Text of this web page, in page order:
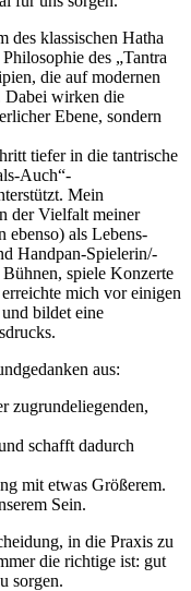
klassischen Hatha
des „Tantra
die auf modernen
Dabei wirken die
Ebene, sondern
tiefer in die tantrische
Auch“-
Mein
der Vielfalt meiner
ebenso) als Lebens-
Handpan-Spielerin/-
spiele Konzerte
mich vor einigen
bildet eine
aus:
zugrundeliegenden,
schafft dadurch
mit etwas Größerem.
Sein.
in die Praxis zu
die richtige ist: gut
sorgen.